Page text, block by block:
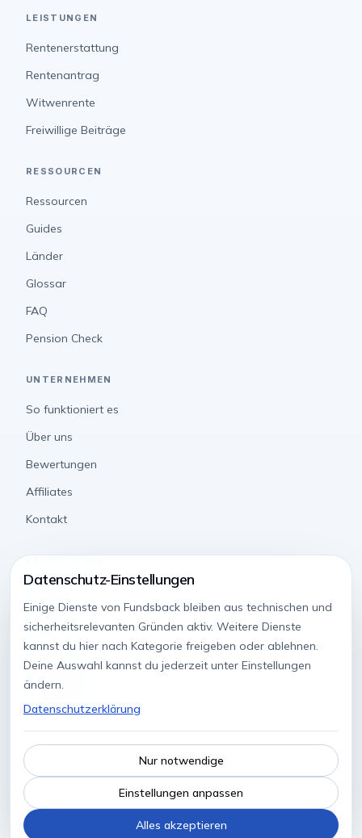
LEISTUNGEN
Rentenerstattung
Rentenantrag
Witwenrente
Freiwillige Beiträge
RESSOURCEN
Ressourcen
Guides
Länder
Glossar
FAQ
Pension Check
UNTERNEHMEN
So funktioniert es
Über uns
Bewertungen
Affiliates
Kontakt
Datenschutz
AGB
Widerrufsrecht
Fundsback GmbH. Alle Rechte vorbehalten.
Datenschutz-Einstellungen
Fundsback ist keine Behörde und handelt nicht im Namen der
Deutschen Rentenversicherung. Anträge kannst du auch selbst
direkt bei der DRV stellen.
Datenschutz-Einstellungen
Einige Dienste von Fundsback bleiben aus technischen und
sicherheitsrelevanten Gründen aktiv. Weitere Dienste
kannst du hier nach Kategorie freigeben oder ablehnen.
Deine Auswahl kannst du jederzeit unter Einstellungen
ändern.
Datenschutzerklärung
Nur notwendige
Einstellungen anpassen
Alles akzeptieren